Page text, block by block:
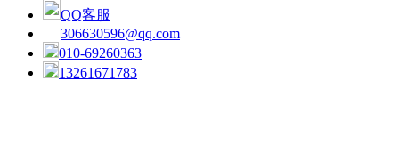
QQ客服
306630596@qq.com
010-69260363
13261671783